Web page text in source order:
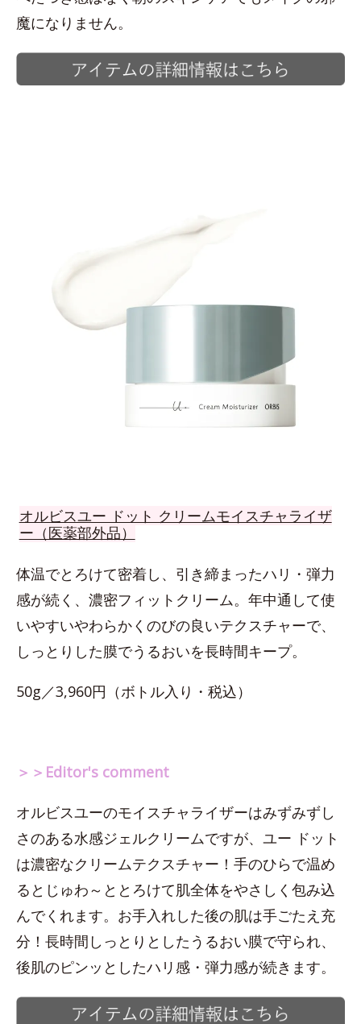
魔になりません。
オルビスユー ドット クリームモイスチャライザ
ー（医薬部外品）
体温でとろけて密着し、引き締まったハリ・弾力
感が続く、濃密フィットクリーム。年中通して使
いやすいやわらかくのびの良いテクスチャーで、
しっとりした膜でうるおいを長時間キープ。
50g／3,960円（ボトル入り・税込）
＞＞Editor's comment
オルビスユーのモイスチャライザーはみずみずし
さのある水感ジェルクリームですが、ユー ドット
は濃密なクリームテクスチャー！手のひらで温め
るとじゅわ～ととろけて肌全体をやさしく包み込
んでくれます。お手入れした後の肌は手ごたえ充
分！長時間しっとりとしたうるおい膜で守られ、
後肌のピンッとしたハリ感・弾力感が続きます。